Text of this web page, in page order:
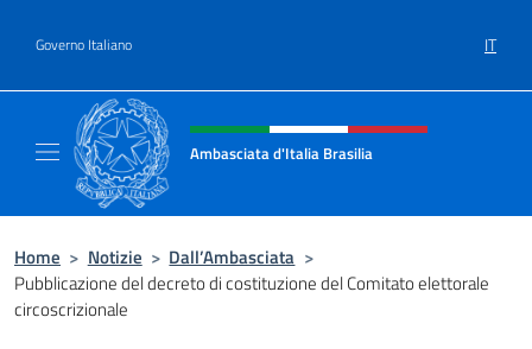
Governo Italiano IT
Intestazione sito, social e menù
Ambasciata d'Italia Brasilia
Home > Notizie > Dall’Ambasciata >
Pubblicazione del decreto di costituzione del Comitato elettorale
circoscrizionale